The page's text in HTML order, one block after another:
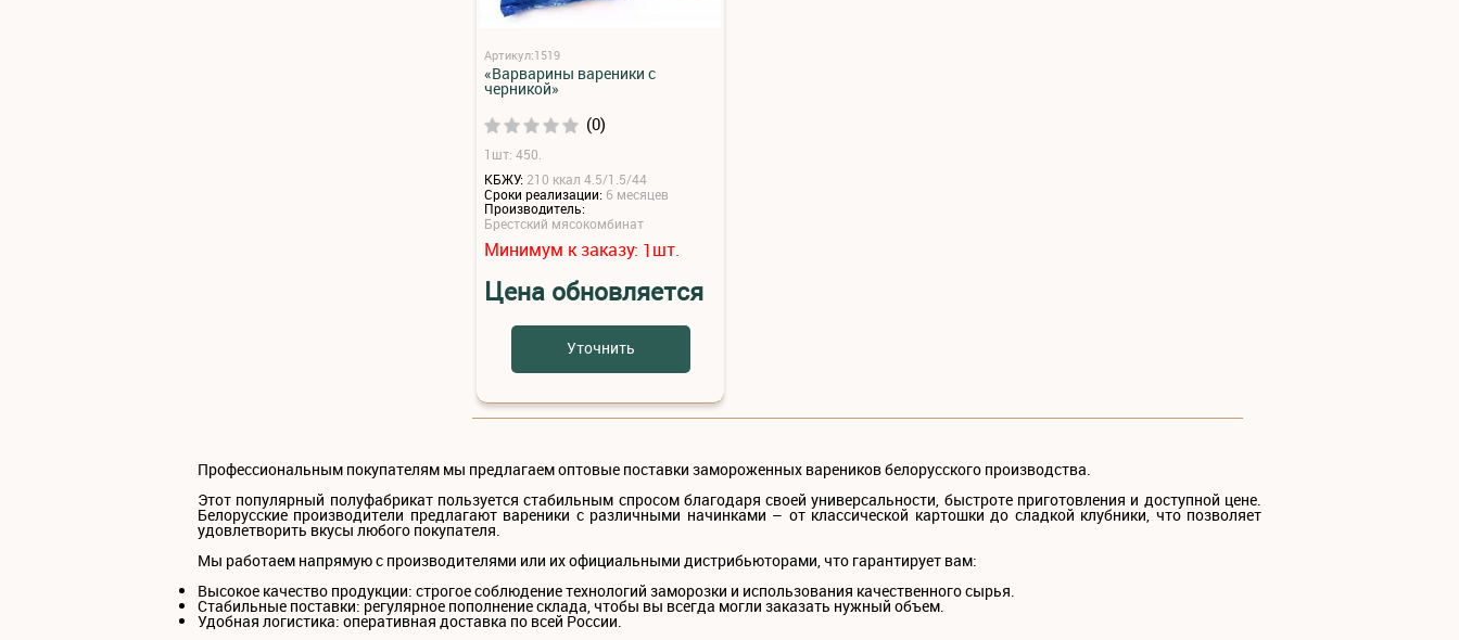
Артикул:1519
«Варварины вареники с
черникой»
(0)
1шт: 450.
КБЖУ: 210 ккал 4.5/1.5/44
Сроки реализации: 6 месяцев
Производитель:
Брестский мясокомбинат
Минимум к заказу: 1шт.
Цена обновляется
Уточнить
Профессиональным покупателям мы предлагаем оптовые поставки замороженных вареников белорусского производства.
Этот популярный полуфабрикат пользуется стабильным спросом благодаря своей универсальности, быстроте приготовления и доступной цене.
Белорусские производители предлагают вареники с различными начинками – от классической картошки до сладкой клубники, что позволяет
удовлетворить вкусы любого покупателя.
Мы работаем напрямую с производителями или их официальными дистрибьюторами, что гарантирует вам:
Высокое качество продукции: строгое соблюдение технологий заморозки и использования качественного сырья.
Стабильные поставки: регулярное пополнение склада, чтобы вы всегда могли заказать нужный объем.
Удобная логистика: оперативная доставка по всей России.